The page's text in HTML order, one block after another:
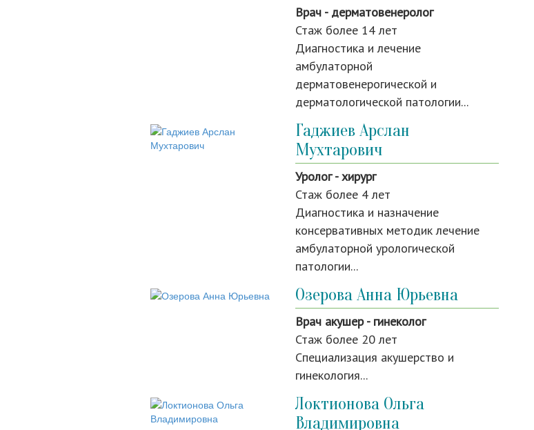
Врач - дерматовенеролог
Стаж более 14 лет
Диагностика и лечение
амбулаторной
дерматовенерогической и
дерматологической патологии...
Гаджиев Арслан
Мухтарович
Уролог - хирург
Стаж более 4 лет
Диагностика и назначение
консервативных методик лечение
амбулаторной урологической
патологии...
Озерова Анна Юрьевна
Врач акушер - гинеколог
Стаж более 20 лет
Специализация акушерство и
гинекология...
Локтионова Ольга
Владимировна